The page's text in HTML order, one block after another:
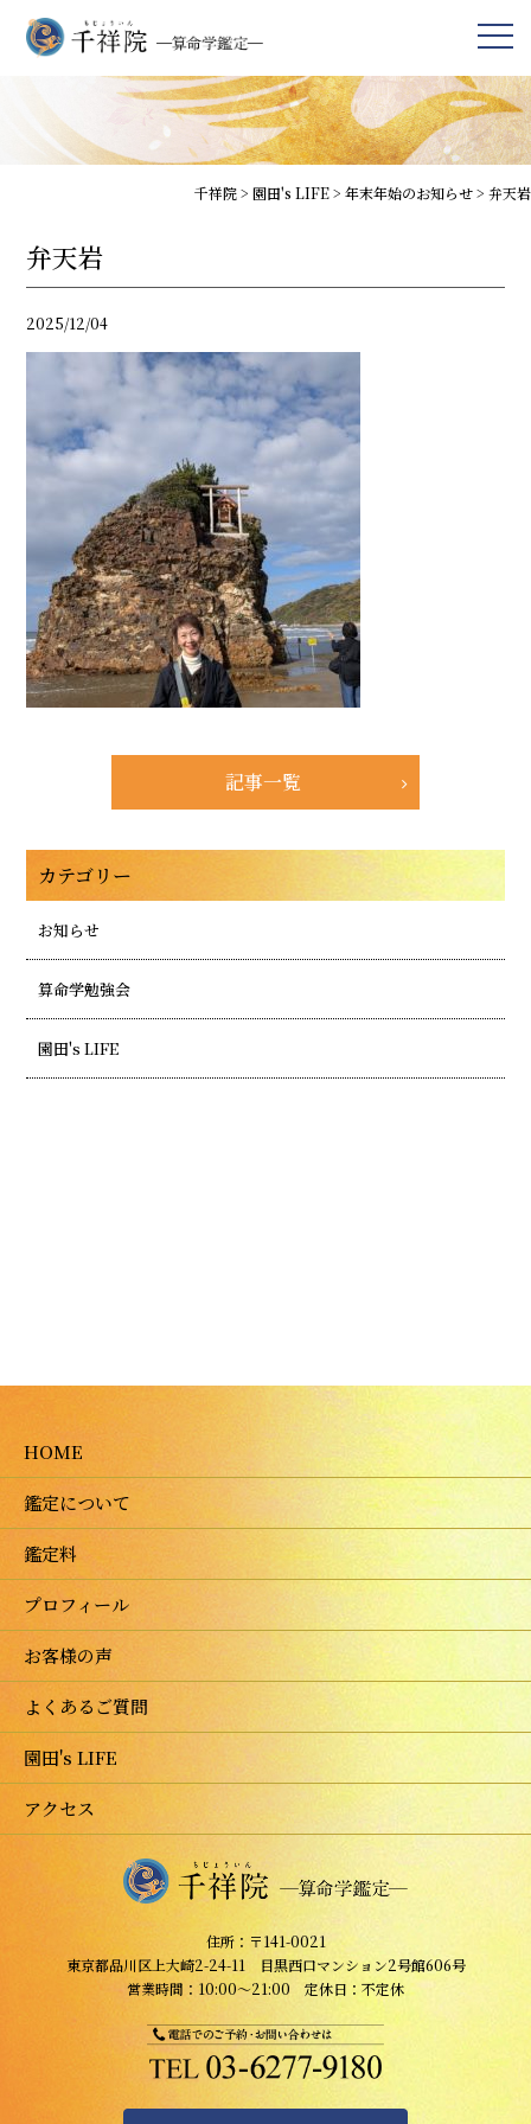
千祥院> 園田's LIFE> 年末年始のお知らせ> 弁天岩
弁天岩
2025/12/04
記事一覧
カテゴリー
お知らせ
算命学勉強会
園田's LIFE
HOME
鑑定について
鑑定料
プロフィール
お客様の声
よくあるご質問
園田's LIFE
アクセス
住所：〒141-0021
東京都品川区上大崎2-24-11 目黒西口マンション2号館606号
営業時間：10:00～21:00 定休日：不定休